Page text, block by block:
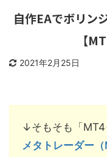
自作EAでボリン
【
2021年2月25日
↓そもそも「MT4
メタトレーダー